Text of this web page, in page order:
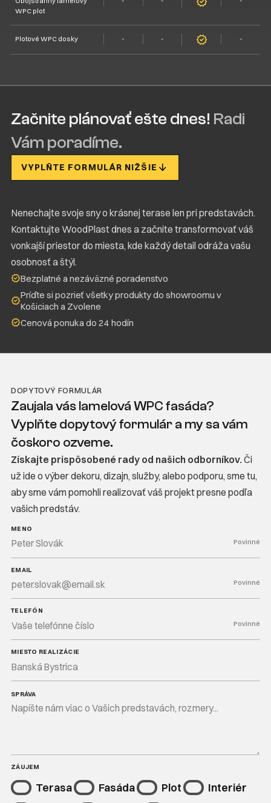
WPC plot
Plotové WPC dosky - - -
Začnite plánovať ešte dnes! Radi
Vám poradíme.
VYPLŇTE FORMULÁR NIŽŠIE
Nenechajte svoje sny o krásnej terase len pri predstavách.
Kontaktujte WoodPlast dnes a začnite transformovať váš
vonkajší priestor do miesta, kde každý detail odráža vašu
osobnosť a štýl.
Bezplatné a nezáväzné poradenstvo
Príďte si pozrieť všetky produkty do showroomu v
Košiciach a Zvolene
Cenová ponuka do 24 hodín
DOPYTOVÝ FORMULÁR
Zaujala vás lamelová WPC fasáda?
Vyplňte dopytový formulár a my sa vám
čoskoro ozveme.
Získajte prispôsobené rady od našich odborníkov. Či
už ide o výber dekoru, dizajn, služby, alebo podporu, sme tu,
aby sme vám pomohli realizovať váš projekt presne podľa
vašich predstáv.
MENO
Povinné
EMAIL
Povinné
TELEFÓN
Povinné
MIESTO REALIZÁCIE
SPRÁVA
ZÁUJEM
Terasa Fasáda Plot
Interiér